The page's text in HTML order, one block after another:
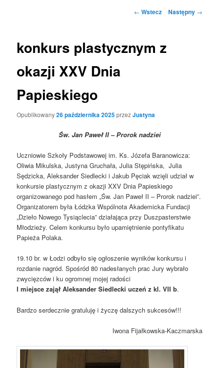
Zobacz
← Wstecz Następny →
konkurs plastycznym z
okazji XXV Dnia
Papieskiego
Opublikowany26 października 2025przezJustyna
Św. Jan Paweł II – Prorok nadziei
Uczniowie Szkoły Podstawowej im. Ks. Józefa Baranowicza:
Oliwia Mikulska, Justyna Gruchała, Julia Stępińska, Julia
Sędzicka, Aleksander Siedlecki i Jakub Pęciak wzięli udział w
konkursie plastycznym z okazji XXV Dnia Papieskiego
organizowanego pod hasłem „Św. Jan Paweł II – Prorok nadziei”.
Organizatorem była Łódzka Wspólnota Akademicka Fundacji
„Dzieło Nowego Tysiąclecia” działająca przy Duszpasterstwie
Młodzieży. Celem konkursu było upamiętnienie pontyfikatu
Papieża Polaka.
19.10 br. w Łodzi odbyło się ogłoszenie wyników konkursu i
rozdanie nagród. Spośród 80 nadesłanych prac Jury wybrało
zwycięzców i ku ogromnej mojej radości
I miejsce zajął Aleksander Siedlecki uczeń z kl. VII b.
Bardzo serdecznie gratuluję i życzę dalszych sukcesów!!!
Iwona Fijałkowska-Kaczmarska